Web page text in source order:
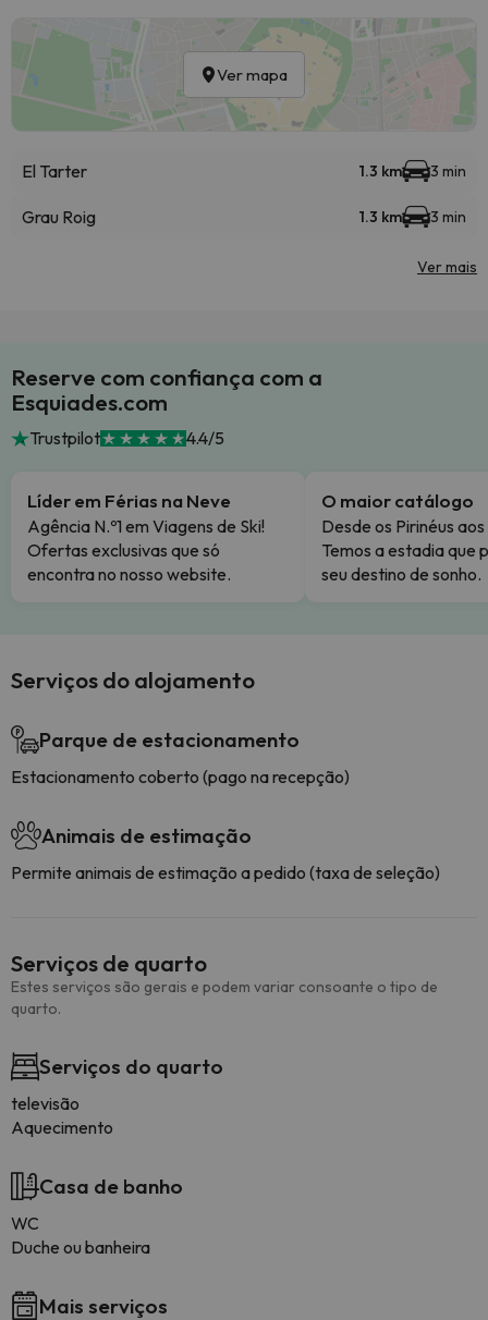
Ver mapa
El Tarter 1.3 km 3 min
Grau Roig 1.3 km 3 min
Ver mais
Reserve com confiança com a
Esquiades.com
Trustpilot 4.4/5
Líder em Férias na Neve
Agência N.º1 em Viagens de Ski!
Ofertas exclusivas que só
encontra no nosso website.
O maior catálogo
Desde os Pirinéus
Temos a estadia que
seu destino de sonho.
Serviços do alojamento
Parque de estacionamento
Estacionamento coberto (pago na recepção)
Animais de estimação
Permite animais de estimação a pedido (taxa de seleção)
Serviços de quarto
Estes serviços são gerais e podem variar consoante o tipo de
quarto.
Serviços do quarto
televisão
Aquecimento
Casa de banho
WC
Duche ou banheira
Mais serviços